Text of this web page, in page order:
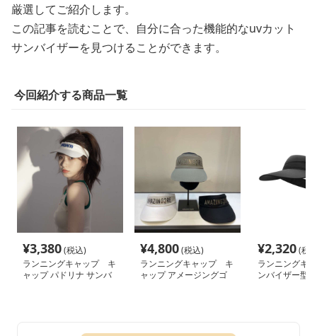
厳選してご紹介します。
この記事を読むことで、自分に合った機能的なuvカット
サンバイザーを見つけることができます。
今回紹介する商品一覧
¥3,380(税込)
ランニングキャップ キ
ャップ パドリナ サンバ
¥4,800(税込)
ランニングキャップ キ
ャップ アメージングゴ
¥2,320(税
ランニングキ
ンバイザー型